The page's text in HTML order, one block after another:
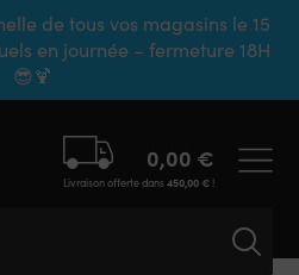
de tous vos magasins le 15
en journée – fermeture 18H
😎🍹
0,00 €
Livraison offerte dans450,00 €!